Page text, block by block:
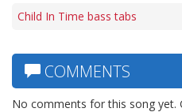
Child In Time bass tabs
COMMENTS
No comments for this song yet.